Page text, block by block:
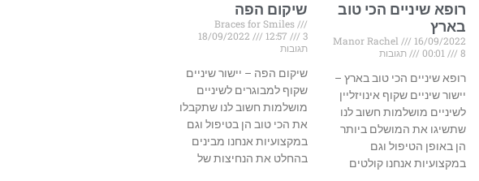
רופא שיניים הכי טוב
בארץ
Manor Rachel
16/09/2022
00:01
8 תגובות
רופא שיניים הכי טוב בארץ –
יישור שיניים שקוף אינויזליין
לשיניים מושלמות חשוב לנו
שתשיגו את המושלם ביותר
הן באופן הטיפול וגם
במקצועיות אנחנו קולטים
שיקום הפה
Braces for Smiles
18/09/2022
12:57
3
תגובות
שיקום הפה – יישור שיניים
שקוף למבוגרים לשיניים
מושלמות חשוב לנו שתקבלו
את הכי טוב הן בטיפול וגם
במקצועיות אנחנו מבינים
בהחלט את הנחיצות של